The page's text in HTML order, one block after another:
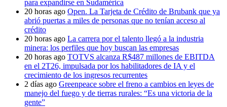
para expandirse en Sudamérica
20 horas ago Open. La Tarjeta de Crédito de Brubank que ya
abrió puertas a miles de personas que no tenían acceso al
crédito
20 horas ago La carrera por el talento llegó a la industria
minera: los perfiles que hoy buscan las empresas
20 horas ago TOTVS alcanza R$487 millones de EBITDA
en el 2T26, impulsada por los habilitadores de IA y el
crecimiento de los ingresos recurrentes
2 días ago Greenpeace sobre el freno a cambios en leyes de
manejo del fuego y de tierras rurales: “Es una victoria de la
gente”